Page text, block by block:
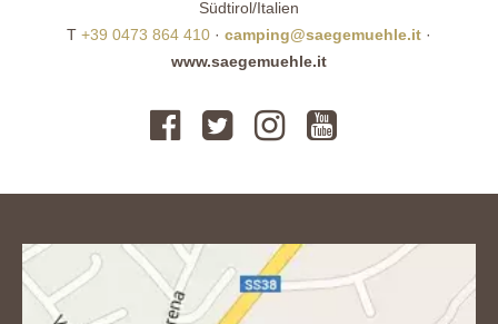
Südtirol/Italien
T +39 0473 864 410 · camping@saegemuehle.it ·
www.saegemuehle.it